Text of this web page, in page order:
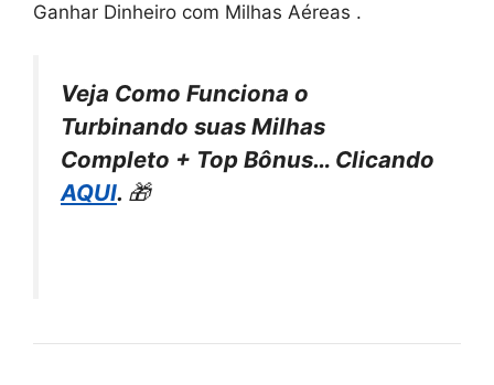
Ganhar Dinheiro com Milhas Aéreas .
Veja Como Funciona o
Turbinando suas Milhas
Completo + Top Bônus… Clicando
AQUI. 🎁